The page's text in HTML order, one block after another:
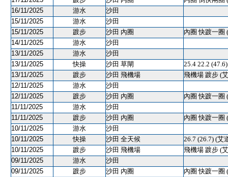
16/11/2025
游水
沙田
15/11/2025
游水
沙田
15/11/2025
踱步 沙田 內圈
內圈 快踱一圈
14/11/2025
游水
沙田
13/11/2025
游水
沙田
13/11/2025
快操 沙田 草閘
25.4 22.2
13/11/2025
踱步 沙田 飛機場
飛機場 踱步 (
12/11/2025
游水
沙田
12/11/2025
踱步 沙田 內圈
內圈 快踱一圈
11/11/2025
游水
沙田
11/11/2025
踱步 沙田 內圈
內圈 快踱一圈
10/11/2025
游水
沙田
10/11/2025
快操 沙田 全天候
26.7 (26.7) (艾
10/11/2025
踱步 沙田 飛機場
飛機場 踱步 (
09/11/2025
游水
沙田
09/11/2025
踱步 沙田 內圈
內圈 快踱一圈